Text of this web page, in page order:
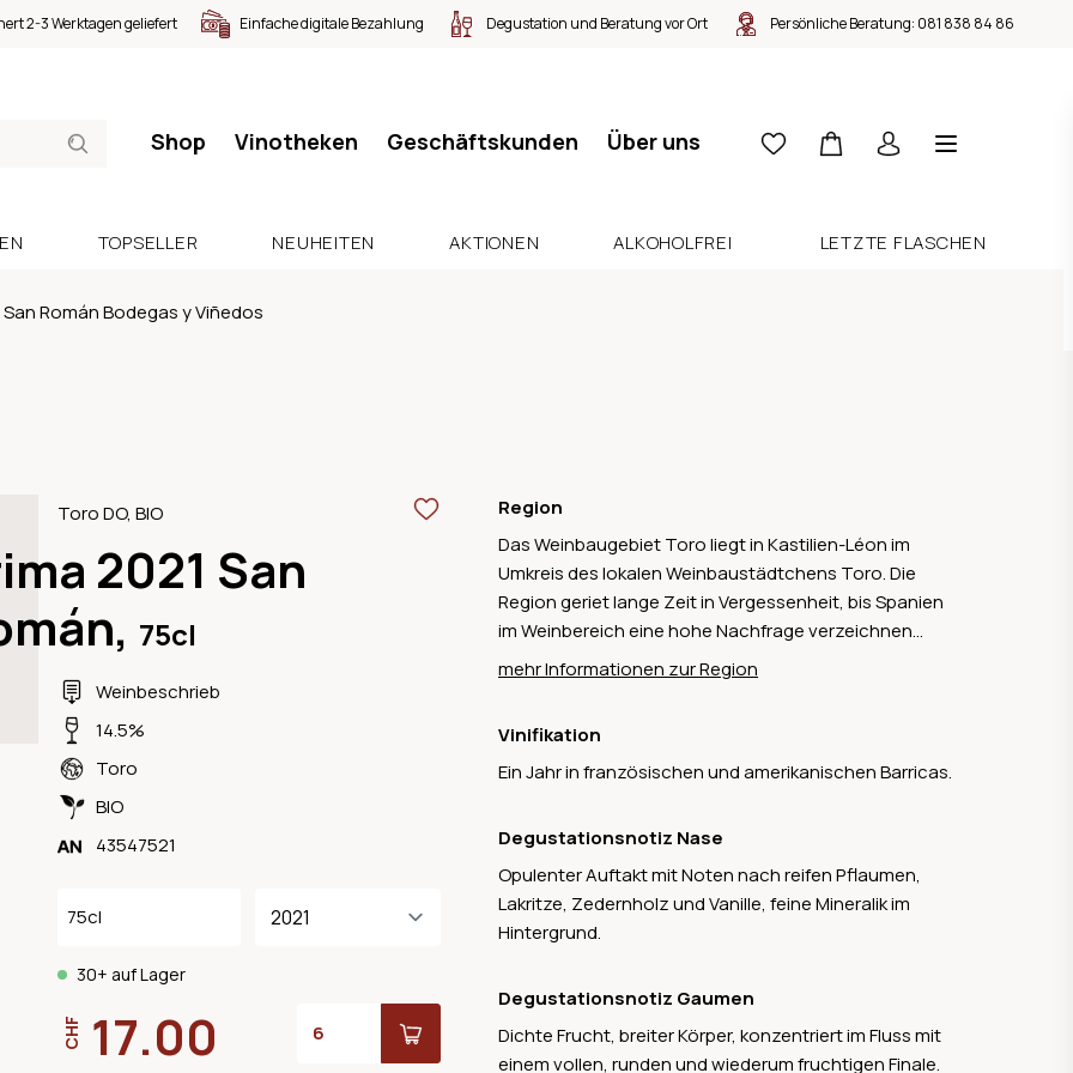
2-3 Werktagen geliefert Einfache digitale Bezahlung Degustation und Beratung vor Ort Persönliche Beratung: 081 838 84 86
Shop Vinotheken Geschäftskunden Über uns
TOPSELLER NEUHEITEN AKTIONEN ALKOHOLFREI LETZTE FLASCHEN
San Román Bodegas y Viñedos
Toro DO, BIO
2021 San
75cl
Weinbeschrieb
14.5%
Toro
BIO
43547521
75cl
30+ auf Lager
CHF 17.00
Region
Das Weinbaugebiet Toro liegt in Kastilien-Léon im
Umkreis des lokalen Weinbaustädtchens Toro. Die
Region geriet lange Zeit in Vergessenheit, bis Spanien
im Weinbereich eine hohe Nachfrage verzeichnen
durfte. Diverse Weingüter erkannten das Potenzial der
und sie erwachte in nur wenigen Jahren zu neuem
Leben. Die Region ist von heissen Tagen und kühlen
bis zu 25° Grad betragen. Die Weine, mehrheitlich
aus. Im Weinbaugebiet Toro werden jährlich Trauben
aus rund 6'000 Hektaren hergestellt, welche in
Rebbergen auf ca. 700 M. ü. M gedeihen.
mehr Informationen zur Region
Vinifikation
Ein Jahr in französischen und amerikanischen Barricas.
Degustationsnotiz Nase
Opulenter Auftakt mit Noten nach reifen Pflaumen,
Lakritze, Zedernholz und Vanille, feine Mineralik im
Hintergrund.
Degustationsnotiz Gaumen
Dichte Frucht, breiter Körper, konzentriert im Fluss mit
einem vollen, runden und wiederum fruchtigen Finale.